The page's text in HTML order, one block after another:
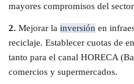
mayores compromisos del
2. Mejorar la inversión en
reciclaje. Establecer cuotas de
tanto para el canal HORECA
comercios y supermercados.